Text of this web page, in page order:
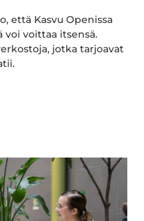
että Kasvu Openissa
voittaa itsensä.
jotka tarjoavat